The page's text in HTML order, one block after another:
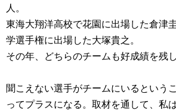
人。
東海大翔洋高校で花園に出場した倉津
学選手権に出場した大塚貴之。
その年、どちらのチームも好成績を残
聞こえない選手がチームにいるとい う
ってプラスになる。取材を通して、私